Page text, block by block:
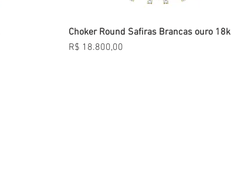
Visualização rápida
Choker Round Safiras Brancas ouro 18k
Preço
R$ 18.800,00